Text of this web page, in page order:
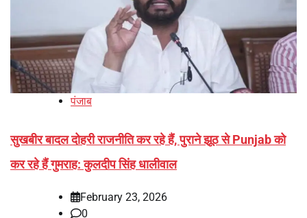
पंजाब
सुखबीर बादल दोहरी राजनीति कर रहे हैं, पुराने झूठ से Punjab को
कर रहे हैं गुमराह: कुलदीप सिंह धालीवाल
February 23, 2026
0